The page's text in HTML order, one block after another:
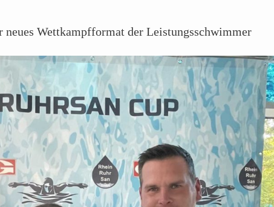
Wettkampfformat der Leistungsschwimmer